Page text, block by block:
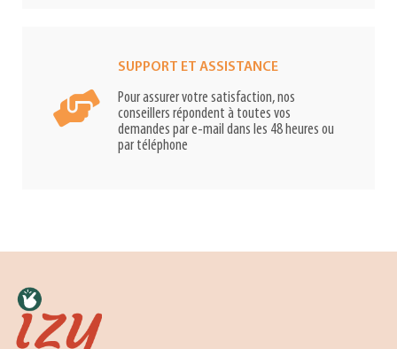
SUPPORT ET ASSISTANCE
Pour assurer votre satisfaction, nos
conseillers répondent à toutes vos
demandes par e-mail dans les 48 heures ou
par téléphone